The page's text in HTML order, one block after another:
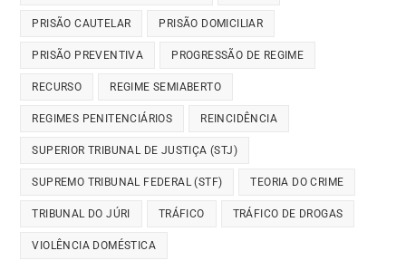
PRISÃO CAUTELAR PRISÃO DOMICILIAR
PRISÃO PREVENTIVA PROGRESSÃO DE REGIME
RECURSO REGIME SEMIABERTO
REGIMES PENITENCIÁRIOS REINCIDÊNCIA
SUPERIOR TRIBUNAL DE JUSTIÇA (STJ)
SUPREMO TRIBUNAL FEDERAL (STF) TEORIA DO CRIME
TRIBUNAL DO JÚRI TRÁFICO TRÁFICO DE DROGAS
VIOLÊNCIA DOMÉSTICA